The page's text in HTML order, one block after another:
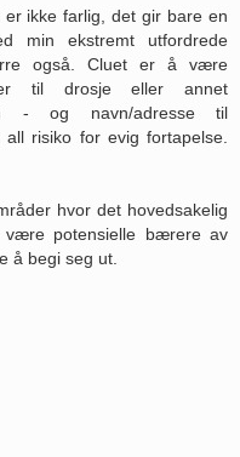
ikke farlig, det gir bare en
min ekstremt utfordrede
også. Cluet er å være
til drosje eller annet
- og navn/adresse til
risiko for evig fortapelse.
hvor det hovedsakelig
potensielle bærere av
å begi seg ut.